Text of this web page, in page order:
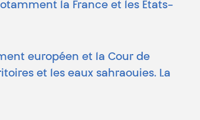
la France et les Etats-
européen et la Cour de
et les eaux sahraouies. La